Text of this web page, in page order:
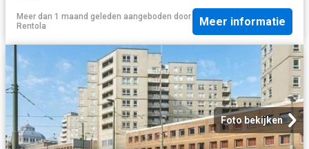
Meer dan 1 maand geleden aangeboden door
Rentola
Meer informatie
Foto bekijken